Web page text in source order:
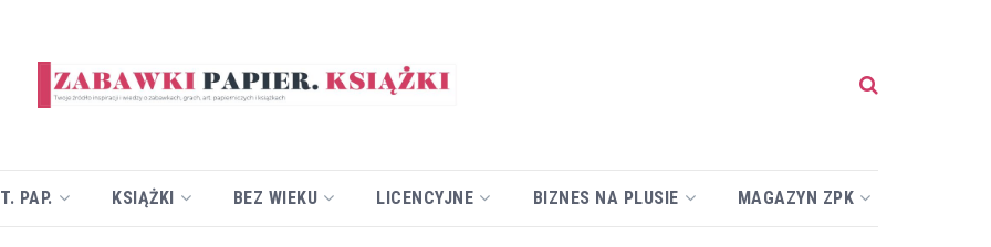
PAP. KSIĄŻKI BEZ WIEKU LICENCYJNE BIZNES NA PLUSIE MAGAZYN ZPK